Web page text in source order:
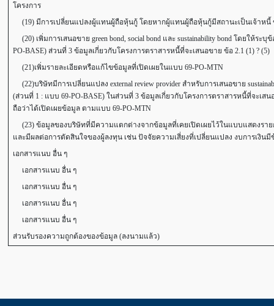
โครงการ
(19) มีการเปลี่ยนแปลงผู้แทนผู้ถือหุ้นกู้ โดยหากผู้แทนผู้ถือหุ้นกู้มีสถานะเป็นเจ้าหนี้
(20) เพิ่มการเสนอขาย green bond, social bond และ sustainability bond โดยให้
PO-BASE) ส่วนที่ 3 ข้อมูลเกี่ยวกับโครงการตราสารหนี้ที่จะเสนอขาย ข้อ 2.1 (1) ? (5)
(21)เพิ่มรายละเอียดหรือแก้ไขข้อมูลที่เปิดเผยในแบบ 69-PO-MTN
(22)บริษัทมีการเปลี่ยนแปลง external review provider สำหรับการเสนอขาย
(ส่วนที่ 1 : แบบ 69-PO-BASE) ในส่วนที่ 3 ข้อมูลเกี่ยวกับโครงการตราสารหนี้ที่จะเ
ถือว่าได้เปิดเผยข้อมูล ตามแบบ 69-PO-MTN
(23) ข้อมูลของบริษัทที่มีความแตกต่างจากข้อมูลที่เคยเปิดเผยไว้ในแบบแสดงรา
และมีผลต่อการตัดสินใจของผู้ลงทุน เช่น ปัจจัยความเสี่ยงที่เปลี่ยนแปลง งบการเงิน
เอกสารแนบ อื่น ๆ
เอกสารแนบ อื่น ๆ
เอกสารแนบ อื่น ๆ
เอกสารแนบ อื่น ๆ
เอกสารแนบ อื่น ๆ
ส่วนรับรองความถูกต้องของข้อมูล (ลงนามแล้ว)